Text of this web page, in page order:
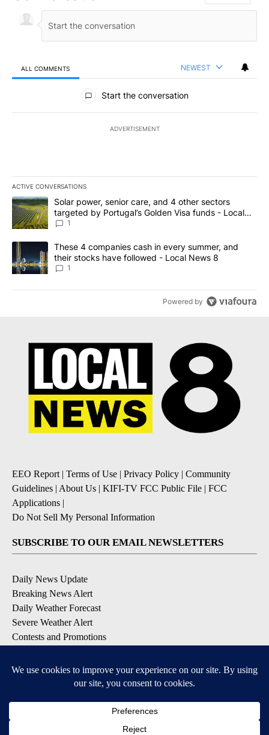
ALL COMMENTS NEWEST
All Comments
Start the conversation
ADVERTISEMENT
ACTIVE CONVERSATIONS
The following is a list of the most commented articles in the last
A trending article titled "Solar power, senior care, and 4 other
Solar power, senior care, and 4 other sectors
targeted by Portugal’s Golden Visa funds - Local
News 8
1
A trending article titled "These 4 companies cash in every
These 4 companies cash in every summer, and
their stocks have followed - Local News 8
1
Powered by
EEO Report| Terms of Use | Privacy Policy | Community
Guidelines | About Us | KIFI-TV FCC Public File | FCC
Applications |
Do Not Sell My Personal Information
SUBSCRIBE TO OUR EMAIL NEWSLETTERS
Daily News Update
Breaking News Alert
Daily Weather Forecast
Severe Weather Alert
Contests and Promotions